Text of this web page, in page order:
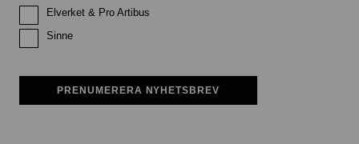
Elverket & Pro Artibus
Sinne
PRENUMERERA NYHETSBREV